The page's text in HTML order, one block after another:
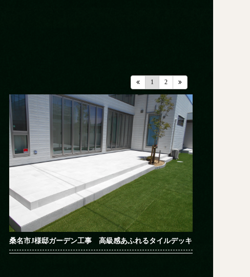
1 2
桑名市J様邸ガーデン工事 高級感あふれるタイルデッキ